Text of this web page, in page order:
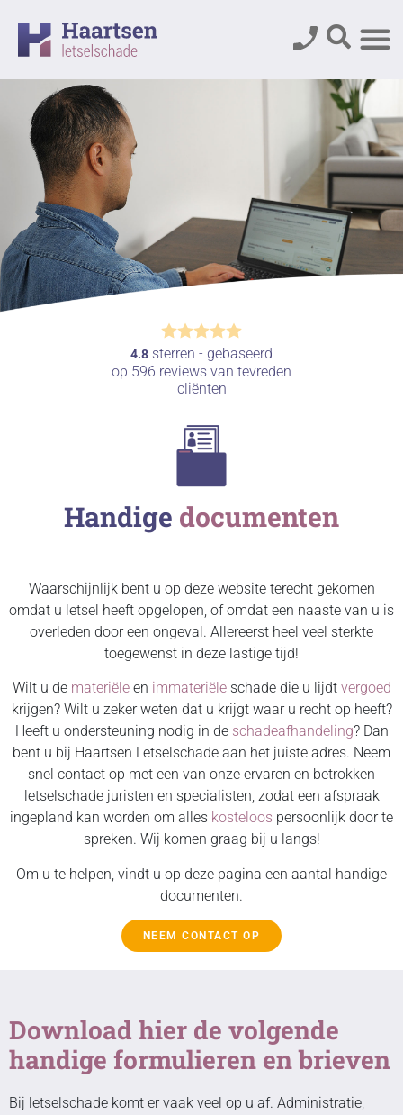
4.8 sterren - gebaseerd
op 596 reviews van tevreden
cliënten
Handige documenten
Waarschijnlijk bent u op deze website terecht gekomen
omdat u letsel heeft opgelopen, of omdat een naaste van u is
overleden door een ongeval. Allereerst heel veel sterkte
toegewenst in deze lastige tijd!
Wilt u de materiëleen immateriëleschade die u lijdt vergoed
krijgen? Wilt u zeker weten dat u krijgt waar u recht op heeft?
Heeft u ondersteuning nodig in de schadeafhandeling? Dan
bent u bij Haartsen Letselschade aan het juiste adres. Neem
snel contact op met een van onze ervaren en betrokken
letselschade juristen en specialisten, zodat een afspraak
ingepland kan worden om alles kosteloos persoonlijk door te
spreken. Wij komen graag bij u langs!
Om u te helpen, vindt u op deze pagina een aantal handige
documenten.
NEEM CONTACT OP
Download hier de volgende
handige formulieren en brieven
Bij letselschade komt er vaak veel op u af. Administratie,